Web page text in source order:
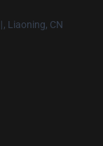
Liaoning, CN